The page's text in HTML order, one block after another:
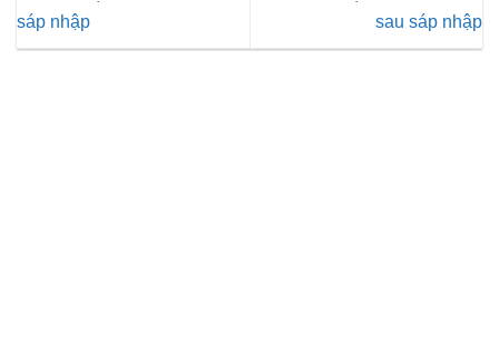
sáp nhập
sau sáp nhập